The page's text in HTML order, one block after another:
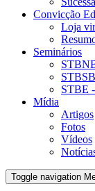
Convicção
Loja
Seminários
STBE
Mídia
Artigos
Fotos
Vídeos
Toggle navigation